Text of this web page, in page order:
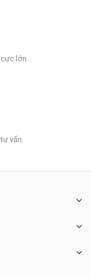
lớn
vấn